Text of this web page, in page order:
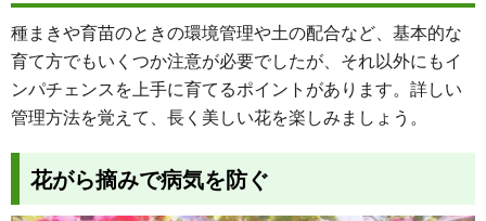
種まきや育苗のときの環境管理や土の配合など、基本的な
育て方でもいくつか注意が必要でしたが、それ以外にもイ
ンパチェンスを上手に育てるポイントがあります。詳しい
管理方法を覚えて、長く美しい花を楽しみましょう。
花がら摘みで病気を防ぐ